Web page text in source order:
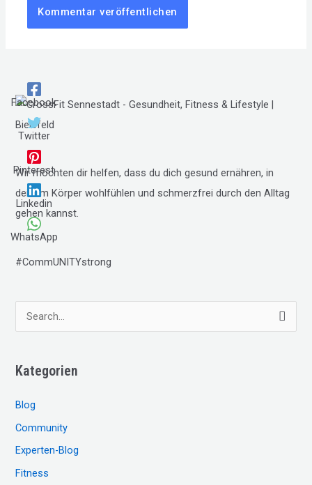
Facebook
Twitter
Pinterest
Linkedin
WhatsApp
Wir möchten dir helfen, dass du dich gesund ernähren, in
deinem Körper wohlfühlen und schmerzfrei durch den Alltag
gehen kannst.
#CommUNITYstrong
u
h
n
n
a
c
Kategorien
Blog
Community
Experten-Blog
Fitness